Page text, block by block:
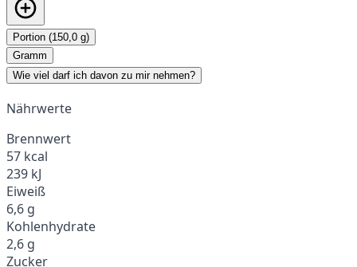
Portion (150,0 g)
Gramm
Wie viel darf ich davon zu mir nehmen?
Nährwerte
Brennwert
57 kcal
239 kJ
Eiweiß
6,6 g
Kohlenhydrate
2,6 g
Zucker